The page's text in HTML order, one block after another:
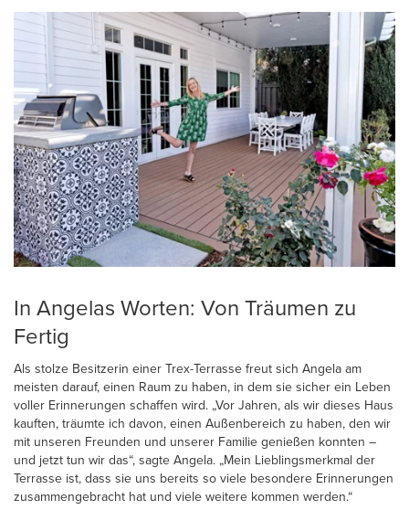
In Angelas Worten: Von Träumen zu
Fertig
Als stolze Besitzerin einer Trex-Terrasse freut sich Angela am
meisten darauf, einen Raum zu haben, in dem sie sicher ein Leben
voller Erinnerungen schaffen wird. „Vor Jahren, als wir dieses Haus
kauften, träumte ich davon, einen Außenbereich zu haben, den wir
mit unseren Freunden und unserer Familie genießen konnten –
und jetzt tun wir das“, sagte Angela. „Mein Lieblingsmerkmal der
Terrasse ist, dass sie uns bereits so viele besondere Erinnerungen
zusammengebracht hat und viele weitere kommen werden.“